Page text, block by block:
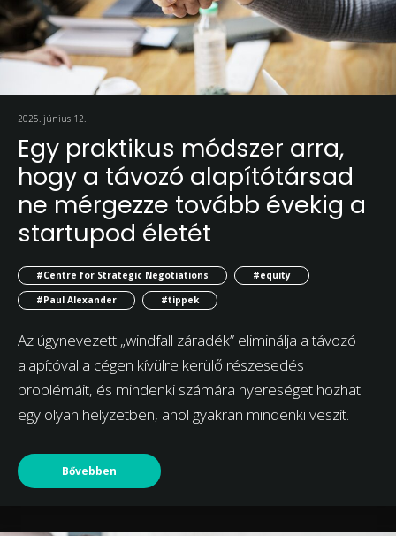
2025. június 12.
Egy praktikus módszer arra,
hogy a távozó alapítótársad
ne mérgezze tovább évekig a
startupod életét
#Centre for Strategic Negotiations
#equity
#Paul Alexander
#tippek
Az úgynevezett „windfall záradék” eliminálja a távozó
alapítóval a cégen kívülre kerülő részesedés
problémáit, és mindenki számára nyereséget hozhat
egy olyan helyzetben, ahol gyakran mindenki veszít.
Bővebben